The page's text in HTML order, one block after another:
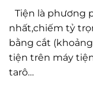
Tiện là phương
nhất,chiếm tỷ
bằng cắt
tiện trên máy
tarô…